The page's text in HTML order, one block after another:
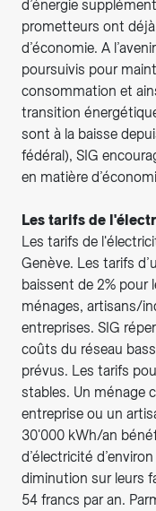
d’énergie
prometteurs ont
d’économie. A
poursuivis pour
consommation et
transition
sont à la baisse
fédéral), SIG
en matière
Les tarifs de
Les tarifs de
Genève. Les tarifs
baissent de 2% pour
ménages, artisans/
entreprises. SIG
coûts du réseau
prévus. Les tarifs
stables. Un ménage
entreprise ou un
30'000 kWh/an
d’électricité
diminution sur leurs
54 francs par an.